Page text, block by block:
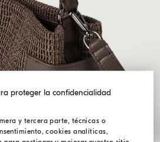
proteger la confidencialidad
y tercera parte, técnicas o
cookies analíticas,